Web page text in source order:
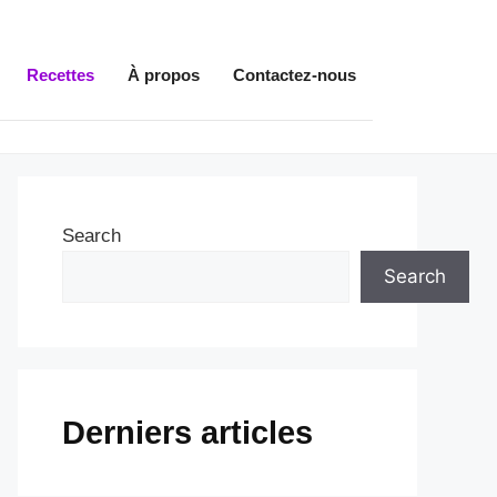
Recettes À propos Contactez-nous
Search
Search
Derniers articles